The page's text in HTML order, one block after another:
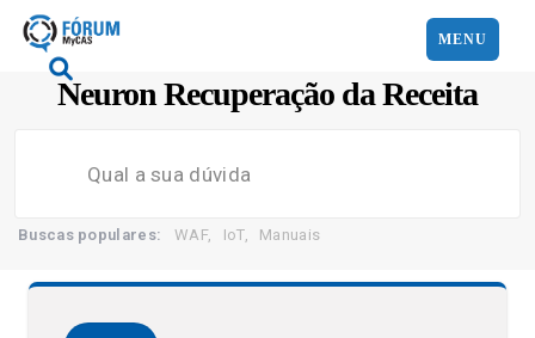
MENU
Neuron Recuperação da Receita
Buscas populares: WAF, IoT, Manuais